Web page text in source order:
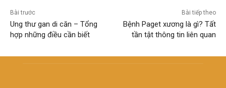
Bài trước
Ung thư gan di căn – Tổng
hợp những điều cần biết
Bài tiếp theo
Bệnh Paget xương là gì? Tất
tần tật thông tin liên quan